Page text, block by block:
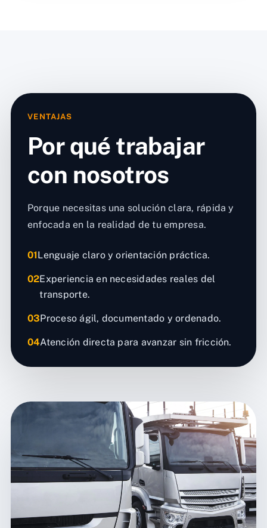
VENTAJAS
Por qué trabajar
con nosotros
Porque necesitas una solución clara, rápida y
enfocada en la realidad de tu empresa.
01Lenguaje claro y orientación práctica.
02Experiencia en necesidades reales del
transporte.
03Proceso ágil, documentado y ordenado.
04Atención directa para avanzar sin fricción.